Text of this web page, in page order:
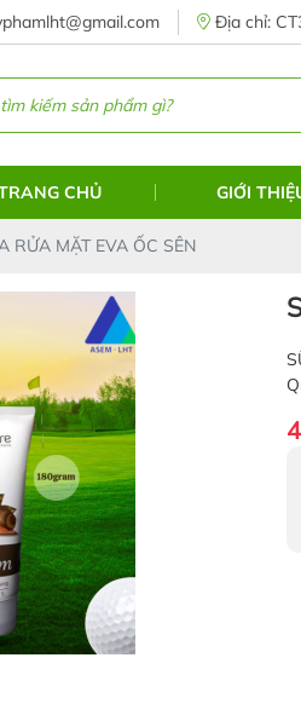
Địa chỉ:
CHỦ GIỚI
RỬA MẶT EVA ỐC SÊN